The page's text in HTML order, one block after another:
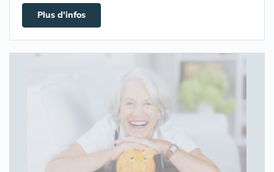
Plus d'infos